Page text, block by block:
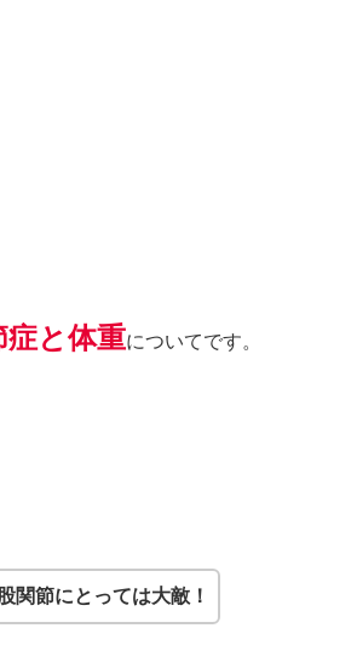
症と体重についてです。
関節にとっては大敵！